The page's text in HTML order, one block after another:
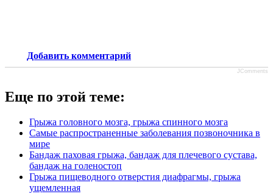
Добавить комментарий
JComments
Еще по этой теме:
Грыжа головного мозга, грыжа спинного мозга
Самые распространенные заболевания позвоночника в
мире
Бандаж паховая грыжа, бандаж для плечевого сустава,
бандаж на голеностоп
Грыжа пищеводного отверстия диафрагмы, грыжа
ущемленная